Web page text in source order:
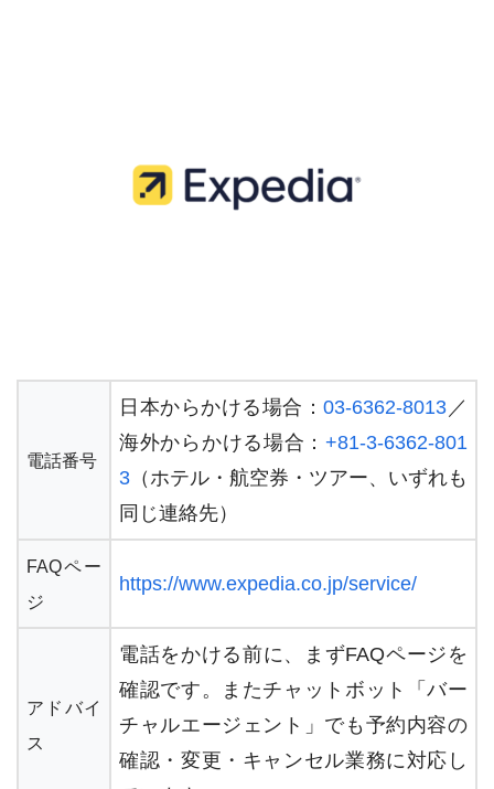
電話番号
日本からかける場合：03-6362-8013 ／
海外からかける場合： +81-3-6362-801
3 （ホテル・航空券・ツアー、いずれも
同じ連絡先）
FAQペー
ジ
https://www.expedia.co.jp/service/
アドバイ
ス
電話をかける前に、まずFAQページを
確認です。またチャットボット「バー
チャルエージェント」でも予約内容の
確認・変更・キャンセル業務に対応し